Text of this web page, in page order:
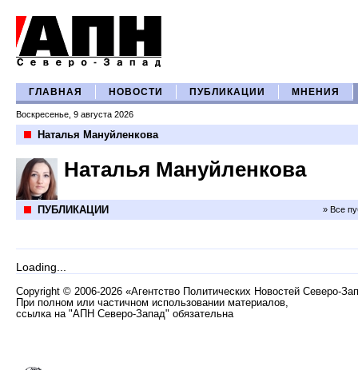
ГЛАВНАЯ НОВОСТИ ПУБЛИКАЦИИ МНЕНИЯ
Воскресенье, 9 августа 2026
Наталья Мануйленкова
Наталья Мануйленкова
ПУБЛИКАЦИИ » Все
Loading...
Copyright © 2006-2026 «Агентство Политических Новостей Северо-
При полном или частичном использовании материалов,
ссылка на "АПН Северо-Запад" обязательна